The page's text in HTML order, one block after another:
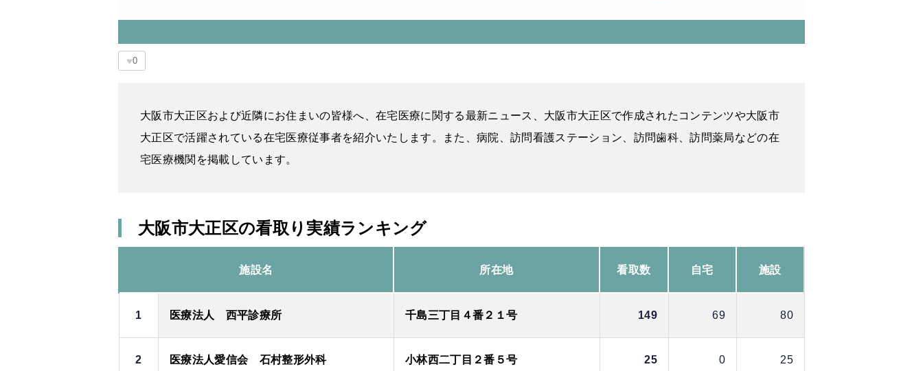
♥0
大阪市大正区および近隣にお住まいの皆様へ、在宅医療に関する最新ニュース、大阪市大正区で作成されたコンテンツや大阪市
大正区で活躍されている在宅医療従事者を紹介いたします。また、病院、訪問看護ステーション、訪問歯科、訪問薬局などの在
宅医療機関を掲載しています。
大阪市大正区の看取り実績ランキング
施設名 所在地 看取数 自宅 施設
1 医療法人 西平診療所 千島三丁目４番２１号 149 69 80
2 医療法人愛信会 石村整形外科 小林西二丁目２番５号 25 0 25